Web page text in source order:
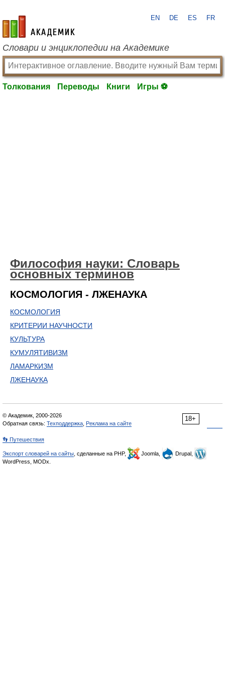
academic.ru
EN DE ES FR
Словари и энциклопедии на Академике
Толкования Переводы Книги Игры ⚽
Философия науки: Словарь
основных терминов
КОСМОЛОГИЯ - ЛЖЕНАУКА
КОСМОЛОГИЯ
КРИТЕРИИ НАУЧНОСТИ
КУЛЬТУРА
КУМУЛЯТИВИЗМ
ЛАМАРКИЗМ
ЛЖЕНАУКА
18+
© Академик, 2000-2026
Обратная связь: Техподдержка Реклама на сайте
👣 Путешествия
Экспорт словарей на сайты , сделанные на PHP, Joomla,
Drupal,
WordPress, MODx.